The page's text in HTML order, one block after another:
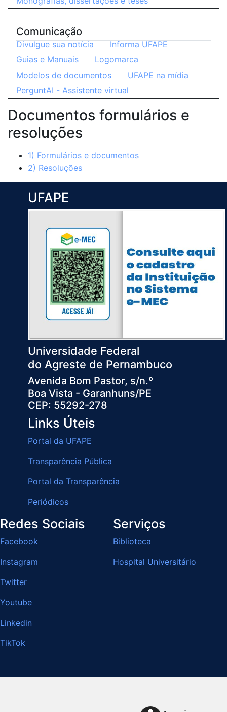
Documentos formulários e
resoluções
1) Formulários e documentos
2) Resoluções
Comunicação
Divulgue sua notícia
Informa UFAPE
Guias e Manuais
Logomarca
Modelos de documentos
UFAPE na mídia
PerguntAI - Assistente virtual
UFAPE
Universidade Federal
do Agreste de Pernambuco
Avenida Bom Pastor, s/n.º
Boa Vista - Garanhuns/PE
CEP: 55292-278
Links Úteis
Portal da UFAPE
Transparência Pública
Portal da Transparência
Periódicos
Redes Sociais
Facebook
Instagram
Twitter
Youtube
Linkedin
TikTok
Serviços
Biblioteca
Hospital Universitário